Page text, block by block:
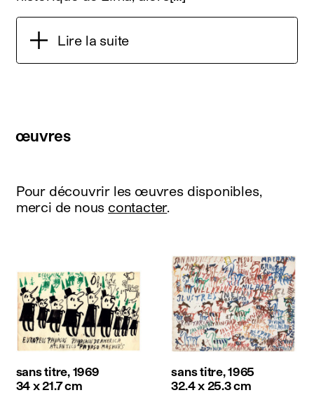
Lire la suite
œuvres
Pour découvrir les œuvres disponibles,
merci de nous contacter.
sans titre, 1969
34 x 21.7 cm
sans titre, 1965
32.4 x 25.3 cm